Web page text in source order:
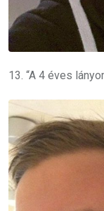
13. “A 4 éves